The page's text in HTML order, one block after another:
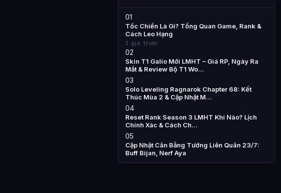
01
Tốc Chiến Là Gì? Tổng Quan Game, Rank &
Cách Leo Hạng
3 giờ trước
02
Skin T1 Galio Mới LMHT – Giá RP, Ngày Ra
Mắt & Review Bộ T1 Wo…
03
Solo Leveling Ragnarok Chapter 68: Kết
Thúc Mùa 2 & Cập Nhật M…
04
Reset Rank Season 3 LMHT Khi Nào? Lịch
Chính Xác & Cách Ch…
05
Cập Nhật Cân Bằng Tướng Liên Quân 23/7:
Buff Bijan, Nerf Aya